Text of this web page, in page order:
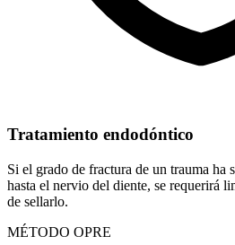
Tratamiento endodóntico
Si el grado de fractura de un trauma ha
hasta el nervio del diente, se requerirá
de sellarlo.
MÉTODO OPRE